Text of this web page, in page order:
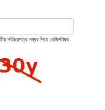
পরিচয়পত্র নম্বর দিয়ে রেজিস্টারড